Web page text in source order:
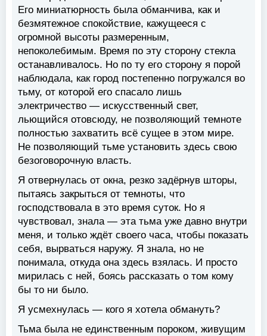
Его миниатюрность была обманчива, как и
безмятежное спокойствие, кажущееся с
огромной высоты размеренным,
непоколебимым. Время по эту сторону стекла
останавливалось. Но по ту его сторону я порой
наблюдала, как город постепенно погружался во
тьму, от которой его спасало лишь
электричество — искусственный свет,
льющийся отовсюду, не позволяющий темноте
полностью захватить всё сущее в этом мире.
Не позволяющий тьме установить здесь свою
безоговорочную власть.
Я отвернулась от окна, резко задёрнув шторы,
пытаясь закрыться от темноты, что
господствовала в это время суток. Но я
чувствовал, знала — эта тьма уже давно внутри
меня, и только ждёт своего часа, чтобы показать
себя, вырваться наружу. Я знала, но не
понимала, откуда она здесь взялась. И просто
мирилась с ней, боясь рассказать о том кому
бы то ни было.
Я усмехнулась — кого я хотела обмануть?
Тьма была не единственным пороком, живущим